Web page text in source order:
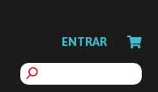
ENTRAR